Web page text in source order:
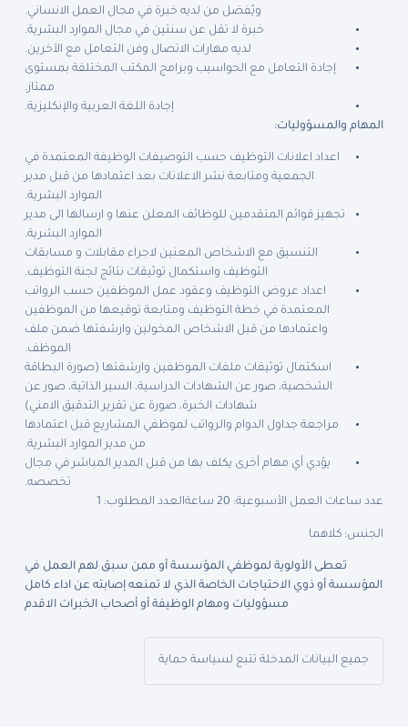
ويُفضل من لديه خبرة في مجال العمل الانساني.
خبرة لا تقل عن سنتين في مجال الموارد البشرية.
لديه مهارات الاتصال وفن التعامل مع الآخرين.
إجادة التعامل مع الحواسيب وبرامج المكتب المختلفة بمستوى
ممتاز.
إجادة اللغة العربية والإنكليزية.
المهام والمسؤوليات:
اعداد اعلانات التوظيف حسب التوصيفات الوظيفة المعتمدة في
الجمعية ومتابعة نشر الاعلانات بعد اعتمادها من قبل مدير
الموارد البشرية.
تجهيز قوائم المتقدمين للوظائف المعلن عنها و ارسالها الى مدير
الموارد البشرية.
التنسيق مع الاشخاص المعنين لاجراء مقابلات و مسابقات
التوظيف واستكمال توثيقات نتائج لجنة التوظيف.
اعداد عروض التوظيف وعقود عمل الموظفين حسب الرواتب
المعتمدة في خطة التوظيف ومتابعة توقيعها من الموظفين
واعتمادها من قبل الاشخاص المخولين وارشفتها ضمن ملف
الموظف.
اسكتمال توثيقات ملفات الموظفين وارشفتها (صورة البطاقة
الشخصية، صور عن الشهادات الدراسية، السير الذاتية، صور عن
شهادات الخبرة، صورة عن تقرير التدقيق الامني)
مراجعة جداول الدوام والرواتب لموظفي المشاريع قبل اعتمادها
من مدير الموارد البشرية.
يؤدي أي مهام أخرى يكلف بها من قبل المدير المباشر في مجال
تخصصه.
عدد ساعات العمل الأسبوعية: 20 ساعة
العدد المطلوب: 1
الجنس: كلاهما
تعطى الأولوية لموظفي المؤسسة أو ممن سبق لهم العمل في
المؤسسة أو ذوي الاحتياجات الخاصة الذي لا تمنعه إصابته عن اداء كامل
مسؤوليات ومهام الوظيفة أو أصحاب الخبرات الاقدم
جميع البيانات المدخلة تتبع لسياسة حماية